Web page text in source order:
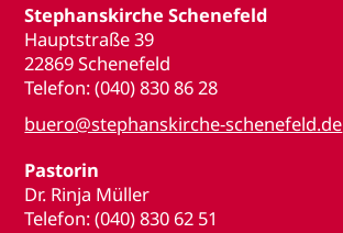
Stephanskirche Schenefeld
Hauptstraße 39
22869 Schenefeld
Telefon: (040) 830 86 28
buero@stephanskirche-schenefeld.de
Pastorin
Dr. Rinja Müller
Telefon: (040) 830 62 51